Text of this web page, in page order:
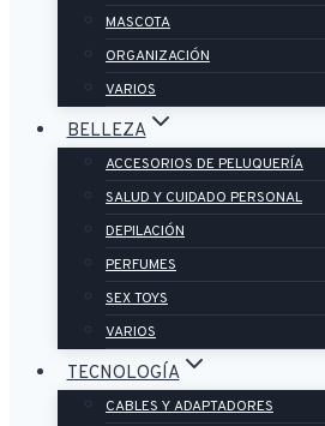
MASCOTA
ORGANIZACIÓN
VARIOS
BELLEZA
ACCESORIOS DE PELUQUERÍA
SALUD Y CUIDADO PERSONAL
DEPILACIÓN
PERFUMES
SEX TOYS
VARIOS
TECNOLOGÍA
CABLES Y ADAPTADORES